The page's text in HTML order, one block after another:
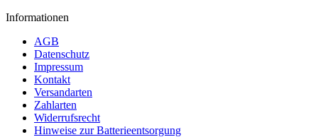
Informationen
AGB
Datenschutz
Impressum
Kontakt
Versandarten
Zahlarten
Widerrufsrecht
Hinweise zur Batterieentsorgung